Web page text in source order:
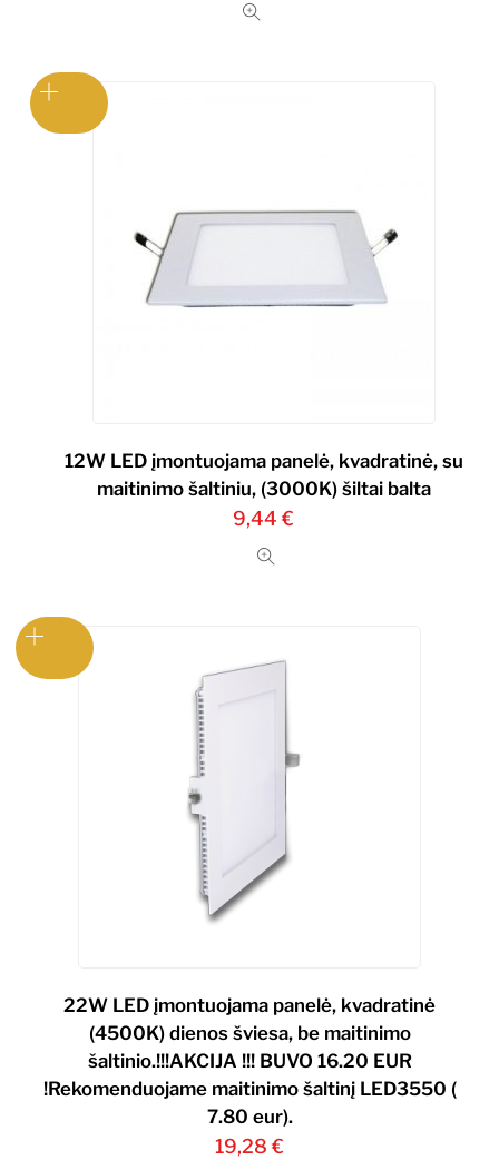
12W LED įmontuojama panelė, kvadratinė, su
maitinimo šaltiniu, (3000K) šiltai balta
9,44€
22W LED įmontuojama panelė, kvadratinė
(4500K) dienos šviesa, be maitinimo
šaltinio.!!!AKCIJA !!! BUVO 16.20 EUR
!Rekomenduojame maitinimo šaltinį LED3550 (
7.80 eur).
19,28 €